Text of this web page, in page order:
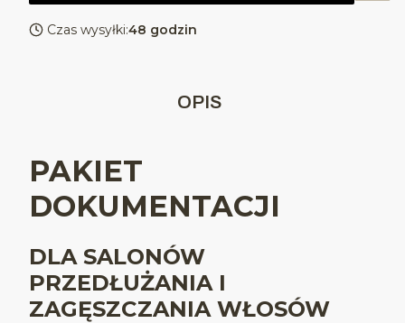
Czas wysyłki:48 godzin
OPIS
PAKIET
DOKUMENTACJI
DLA SALONÓW
PRZEDŁUŻANIA I
ZAGĘSZCZANIA WŁOSÓW